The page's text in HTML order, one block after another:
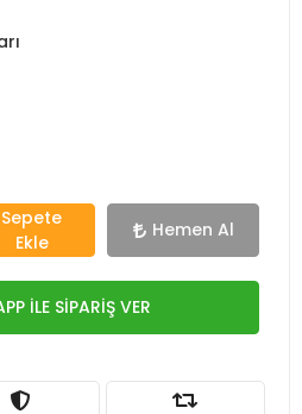
Sepete
Ekle
Hemen Al
İLE SİPARİŞ VER